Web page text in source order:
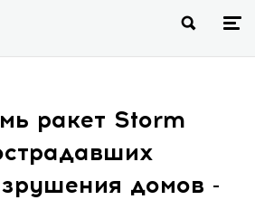
ракет Storm
домов -